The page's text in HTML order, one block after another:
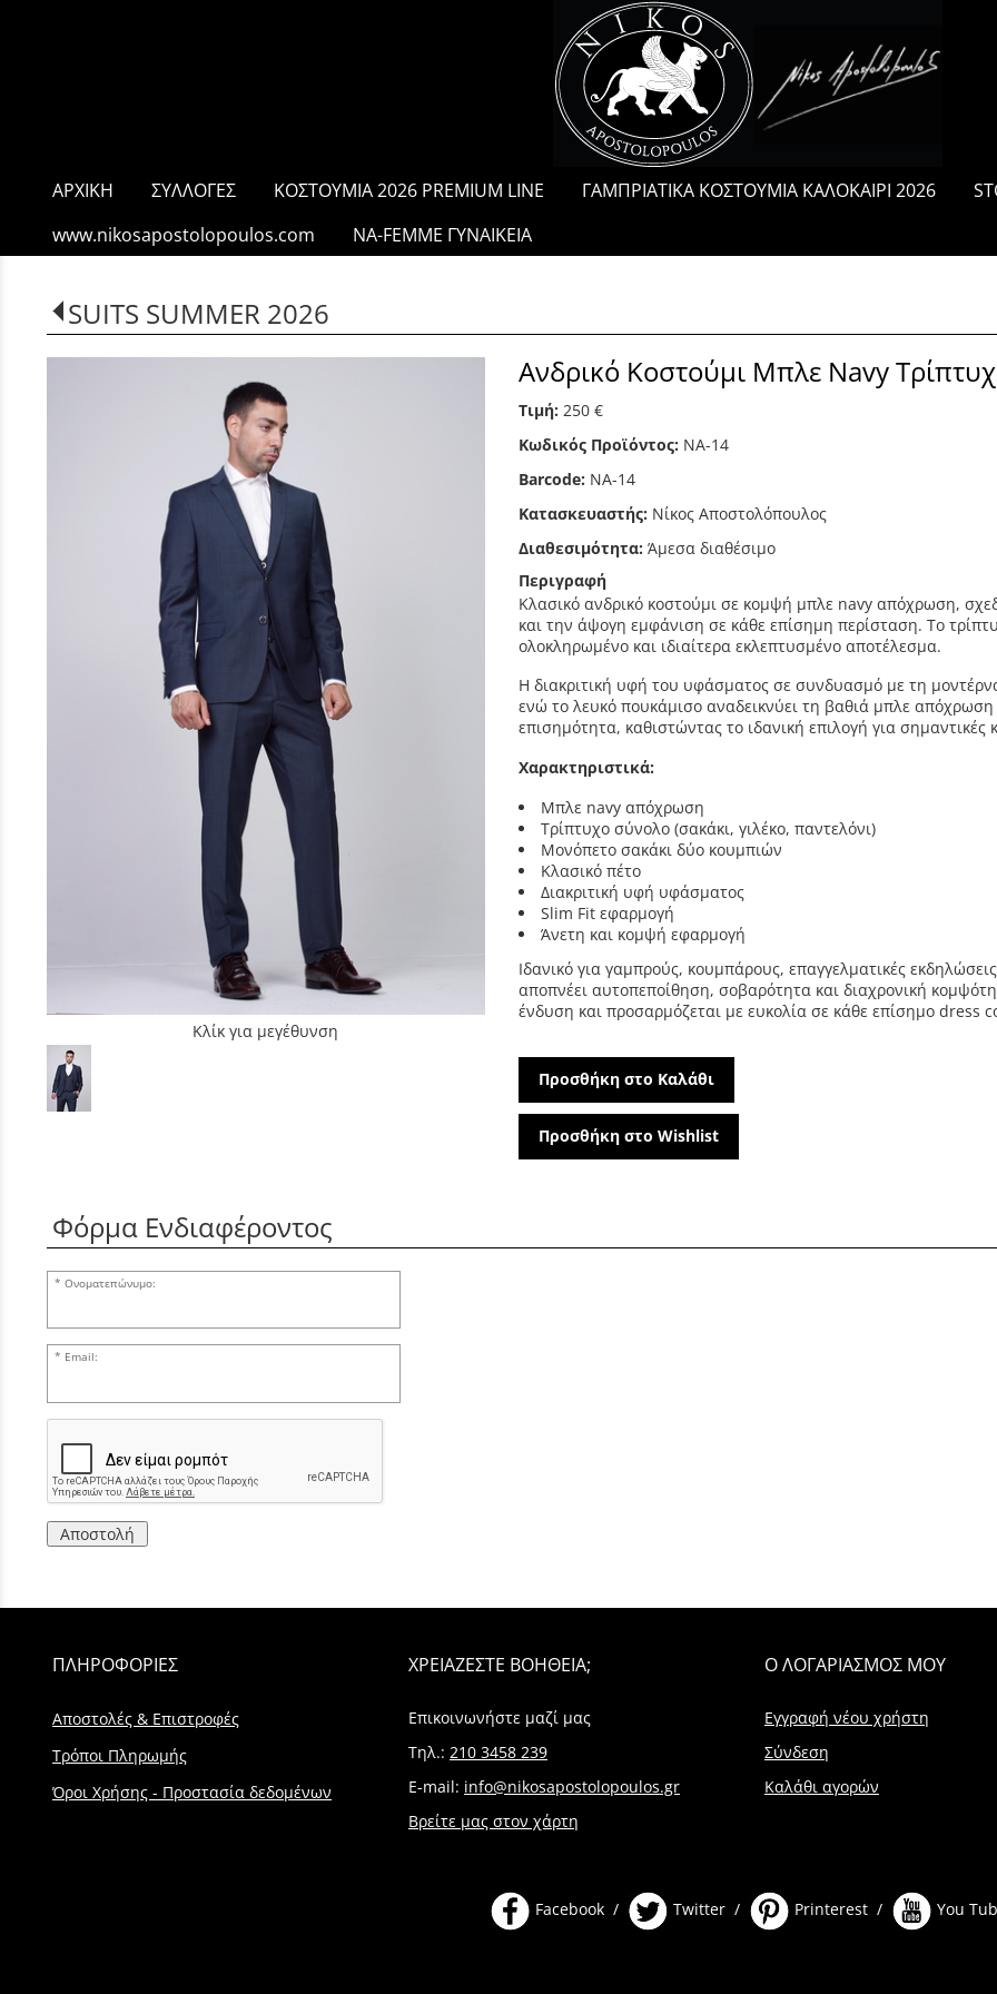
ΑΡΧΙΚΗ ΣΥΛΛΟΓΕΣ ΚΟΣΤΟΥΜΙΑ 2026 PREMIUM LINE ΓΑΜΠΡΙΑΤΙΚΑ ΚΟΣΤΟΥΜΙΑ ΚΑΛΟΚΑΙΡΙ 2026
www.nikosapostolopoulos.com
NA-FEMME ΓΥΝΑΙΚΕΙΑ
SUITS SUMMER 2026
Κλίκ για μεγέθυνση
Ανδρικό Κοστούμι Μπλε Navy
Τιμή: 250 €
Κωδικός Προϊόντος: ΝΑ-14
Barcode: NA-14
Κατασκευαστής: Νίκος Αποστολόπουλος
Διαθεσιμότητα: Άμεσα διαθέσιμο
Περιγραφή
Κλασικό ανδρικό κοστούμι σε κομψή μπλε navy απόχρωση,
και την άψογη εμφάνιση σε κάθε επίσημη περίσταση. Το
ολοκληρωμένο και ιδιαίτερα εκλεπτυσμένο αποτέλεσμα.
Η διακριτική υφή του υφάσματος σε συνδυασμό με τη
ενώ το λευκό πουκάμισο αναδεικνύει τη βαθιά μπλε απόχρωση
επισημότητα, καθιστώντας το ιδανική επιλογή για σημαντικές
Χαρακτηριστικά:
Μπλε navy απόχρωση
Τρίπτυχο σύνολο (σακάκι, γιλέκο, παντελόνι)
Μονόπετο σακάκι δύο κουμπιών
Κλασικό πέτο
Διακριτική υφή υφάσματος
Slim Fit εφαρμογή
Άνετη και κομψή εφαρμογή
Ιδανικό για γαμπρούς, κουμπάρους, επαγγελματικές
αποπνέει αυτοπεποίθηση, σοβαρότητα και διαχρονική
ένδυση και προσαρμόζεται με ευκολία σε κάθε επίσημο dress
Προσθήκη στο Καλάθι
Προσθήκη στο Wishlist
Φόρμα Ενδιαφέροντος
Ονοματεπώνυμο:
Email:
Αποστολή
ΠΛΗΡΟΦΟΡΙΕΣ
Αποστολές & Επιστροφές
Τρόποι Πληρωμής
Όροι Χρήσης - Προστασία δεδομένων
ΧΡΕΙΑΖΕΣΤΕ ΒΟΗΘΕΙΑ;
Επικοινωνήστε μαζί μας
Τηλ.: 210 3458 239
E-mail: info@nikosapostolopoulos.gr
Βρείτε μας στον χάρτη
Ο ΛΟΓΑΡΙΑΣΜΟΣ ΜΟΥ
Εγγραφή νέου χρήστη
Σύνδεση
Καλάθι αγορών
Facebook / Twitter / Printerest / You